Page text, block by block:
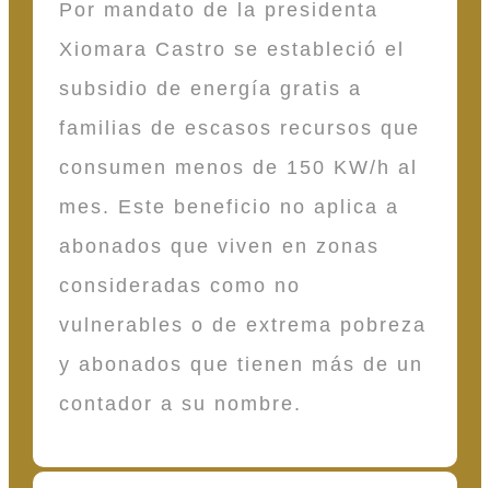
Por mandato de la presidenta
Xiomara Castro se estableció el
subsidio de energía gratis a
familias de escasos recursos que
consumen menos de 150 KW/h al
mes. Este beneficio no aplica a
abonados que viven en zonas
consideradas como no
vulnerables o de extrema pobreza
y abonados que tienen más de un
contador a su nombre.